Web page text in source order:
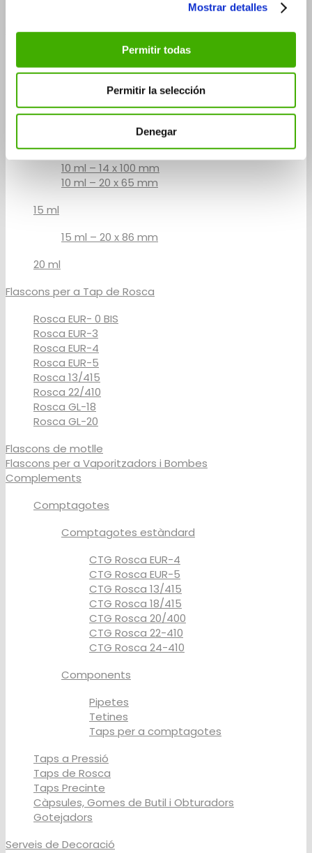
Mostrar detalles
Permitir todas
Permitir la selección
Denegar
Flascons roll-on
5 ml
5 ml – 14×60 mm
5 ml – 20×41 mm
10 ml – 14 x 100 mm
10 ml – 20 x 65 mm
15 ml
15 ml – 20 x 86 mm
20 ml
Flascons per a Tap de Rosca
Rosca EUR- 0 BIS
Rosca EUR-3
Rosca EUR-4
Rosca EUR-5
Rosca 13/415
Rosca 22/410
Rosca GL-18
Rosca GL-20
Flascons de motlle
Flascons per a Vaporitzadors i Bombes
Complements
Comptagotes
Comptagotes estàndard
CTG Rosca EUR-4
CTG Rosca EUR-5
CTG Rosca 13/415
CTG Rosca 18/415
CTG Rosca 20/400
CTG Rosca 22-410
CTG Rosca 24-410
Components
Pipetes
Tetines
Taps per a comptagotes
Taps a Pressió
Taps de Rosca
Taps Precinte
Càpsules, Gomes de Butil i Obturadors
Gotejadors
Serveis de Decoració